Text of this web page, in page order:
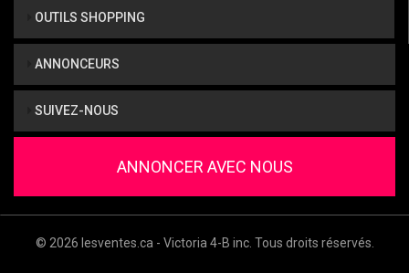
OUTILS SHOPPING
ANNONCEURS
SUIVEZ-NOUS
ANNONCER AVEC NOUS
© 2026 lesventes.ca - Victoria 4-B inc. Tous droits réservés.